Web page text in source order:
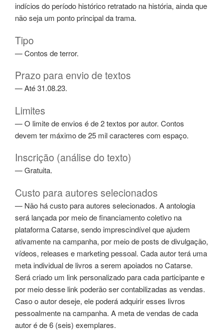
indícios do período histórico retratado na história, ainda que
não seja um ponto principal da trama.
Tipo
— Contos de terror.
Prazo para envio de textos
— Até 31.08.23.
Limites
— O limite de envios é de 2 textos por autor. Contos
devem ter máximo de 25 mil caracteres com espaço.
Inscrição (análise do texto)
— Gratuita.
Custo para autores selecionados
— Não há custo para autores selecionados. A antologia
será lançada por meio de financiamento coletivo na
plataforma Catarse, sendo imprescindível que ajudem
ativamente na campanha, por meio de posts de divulgação,
vídeos, releases e marketing pessoal. Cada autor terá uma
meta individual de livros a serem apoiados no Catarse.
Será criado um link personalizado para cada participante e
por meio desse link poderão ser contabilizadas as vendas.
Caso o autor deseje, ele poderá adquirir esses livros
pessoalmente na campanha. A meta de vendas de cada
autor é de 6 (seis) exemplares.